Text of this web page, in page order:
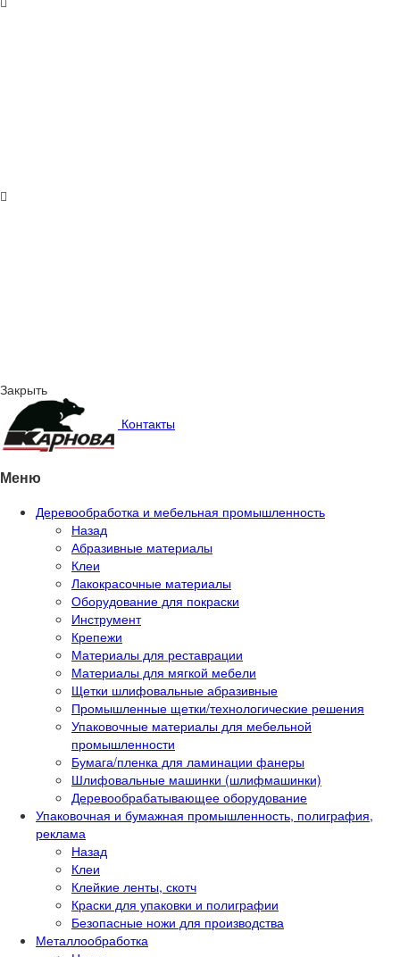
Закрыть
Контакты
Меню
Деревообработка и мебельная промышленность
Назад
Абразивные материалы
Клеи
Лакокрасочные материалы
Оборудование для покраски
Инструмент
Крепежи
Материалы для реставрации
Материалы для мягкой мебели
Щетки шлифовальные абразивные
Промышленные щетки/технологические решения
Упаковочные материалы для мебельной
промышленности
Бумага/пленка для ламинации фанеры
Шлифовальные машинки (шлифмашинки)
Деревообрабатывающее оборудование
Упаковочная и бумажная промышленность, полиграфия,
реклама
Назад
Клеи
Клейкие ленты, скотч
Краски для упаковки и полиграфии
Безопасные ножи для производства
Металлообработка